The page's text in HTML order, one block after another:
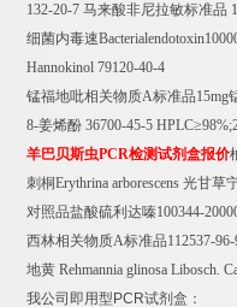
132-20-7 马来酸非尼拉敏标准品
细菌内毒速
Hannokinol 79120-40-4
锰福地吡相关物质A标准品15mg
8-姜烯酚 36700-45-5 HPLC≥
羊巴贝斯虫PCR检测试剂盒报价
刺桐Erythrina arborescens 光甘草
对照品盐酸硫利达嗪100344-
西林相关物质A标准品112537-
地黄 Rehmannia glinosa Libosch.
我公司即用型 PCR试剂盒：